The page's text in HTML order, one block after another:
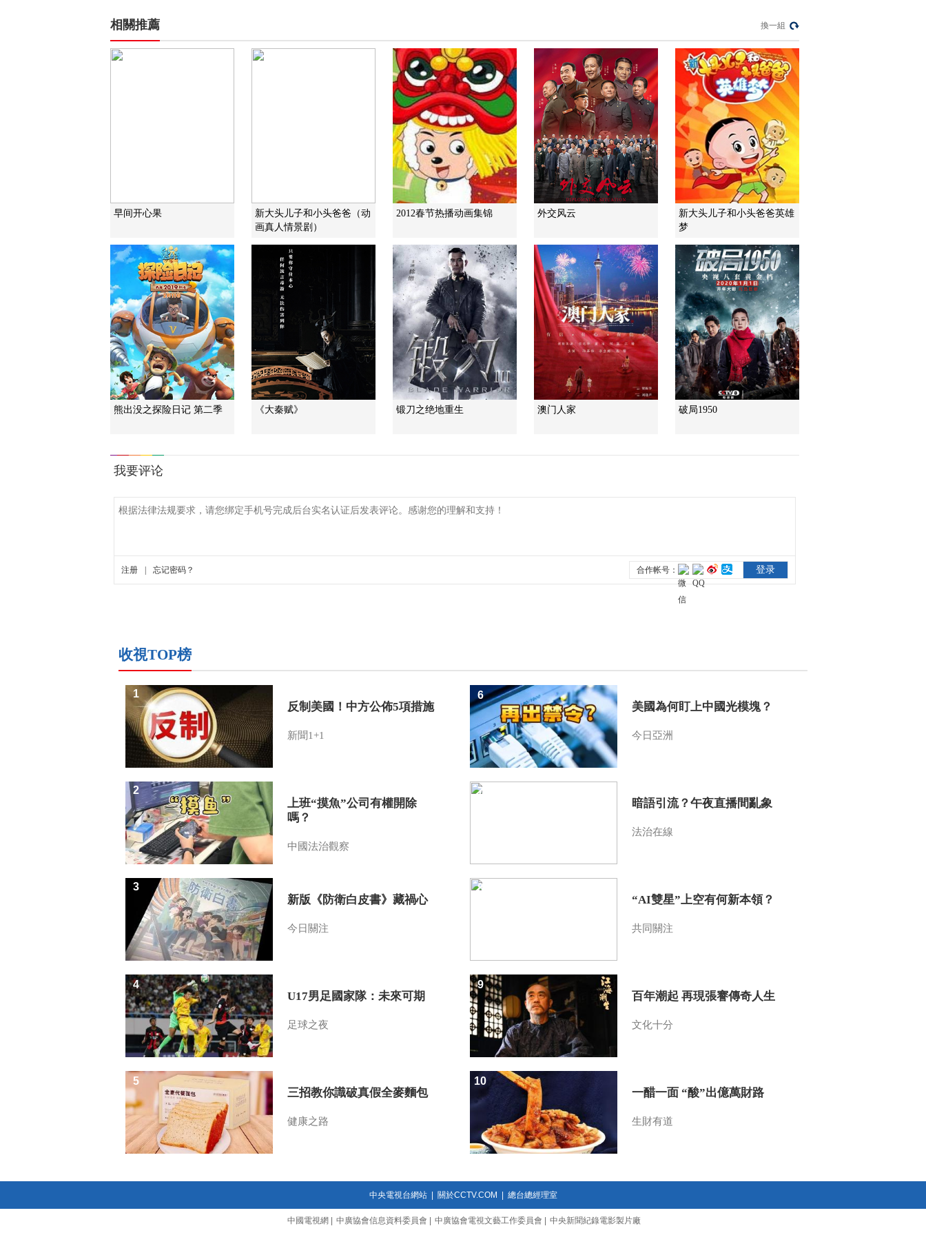
相關推薦 換一組
早间开心果
新大头儿子和小头爸爸（动
画真人情景剧）
2012春节热播动画集锦 外交风云
新大头儿子和小头爸爸英雄
梦
熊出没之探险日记 第二季 《大秦赋》 锻刀之绝地重生 澳门人家 破局1950
收視TOP榜
反制美國！中方公佈5項措施
新聞1+1
1
上班“摸魚”公司有權開除
嗎？
中國法治觀察
2
新版《防衛白皮書》藏禍心
今日關注
3
U17男足國家隊：未來可期
足球之夜
4
三招教你識破真假全麥麵包
健康之路
5
美國為何盯上中國光模塊？
今日亞洲
6
暗語引流？午夜直播間亂象
法治在線
7
“AI雙星”上空有何新本領？
共同關注
8
百年潮起 再現張謇傳奇人生
文化十分
9
一醋一面 “酸”出億萬財路
生財有道
10
中央電視台網站| 關於CCTV.COM 總台總經理室
中國電視網 中廣協會信息資料委員會 中廣協會電視文藝工作委員會 中央新聞紀錄電影製片廠